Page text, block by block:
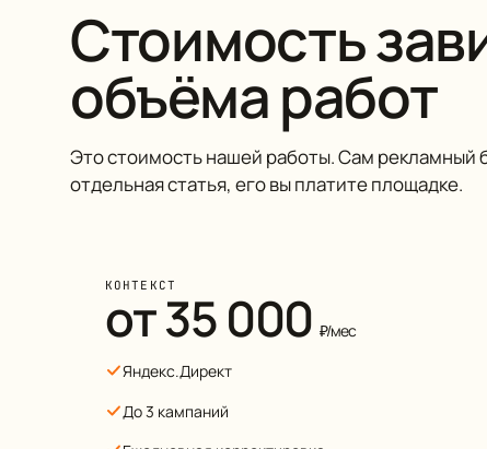
Стоимость
объёма работ
Это стоимость нашей работы. Сам рекламный
отдельная статья, его вы платите площадке.
КОНТЕКСТ
от 35 000 ₽/мес
Яндекс.Директ
До 3 кампаний